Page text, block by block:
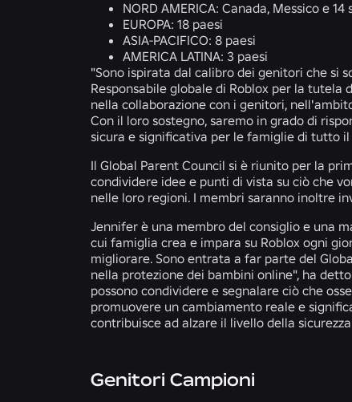
NORD AMERICA: Canada, Messico e
EUROPA: 18 paesi
ASIA-PACIFICO: 8 paesi
AMERICA LATINA: 3 paesi
"Sono ispirata dal calibro dei genitori che si
Responsabile globale di Roblox per la
nella collaborazione con i genitori,
Con il loro sostegno, saremo in grado di
sicura e significativa per le famiglie di tutto il
Il Global Parent Council si è riunito per la
condividere idee e punti di vista su ciò che
nelle loro regioni. I membri saranno inoltre
Jennifer è una membro del consiglio e una
cui famiglia crea e impara su Roblox ogni
migliorare. Sono entrata a far parte del
nella protezione dei bambini online", ha
possono condividere e segnalare ciò che
promuovere un cambiamento reale e
contribuisce ad alzare il livello della
Genitori Campioni